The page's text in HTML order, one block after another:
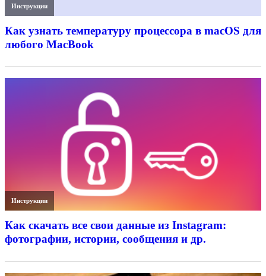
Инструкции
Как узнать температуру процессора в macOS для
любого MacBook
Инструкции
Как скачать все свои данные из Instagram:
фотографии, истории, сообщения и др.